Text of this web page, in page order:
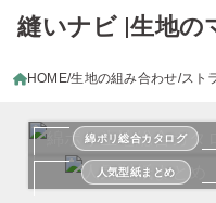
縫いナビ |生地の
HOME 生地の組み合わせ スト
綿ポリ総合カタログ
人気型紙まとめ